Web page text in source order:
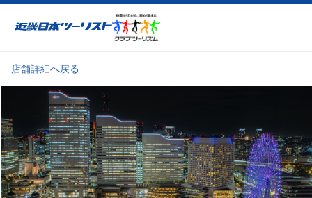
近畿日本ツーリスト
店舗詳細へ戻る